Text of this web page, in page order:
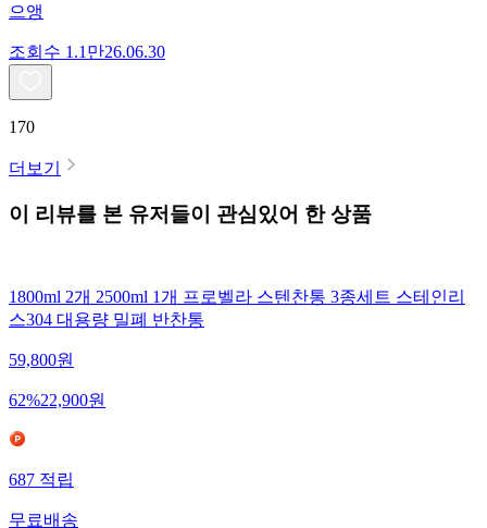
으앵
조회수 1.1만26.06.30
170
더보기
이 리뷰를 본 유저들이 관심있어 한 상품
1800ml 2개 2500ml 1개 프로벨라 스텐찬통 3종세트 스테인리
스304 대용량 밀폐 반찬통
59,800원
62%22,900원
687 적립
무료배송